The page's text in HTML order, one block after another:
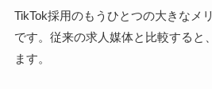
TikTok採用のもうひとつの大きなメ
です。従来の求人媒体と比較すると
ます。